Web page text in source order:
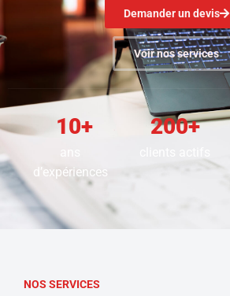
Demander un devis
Voir nos services
10+
d’expériences
200+
NOS SERVICES